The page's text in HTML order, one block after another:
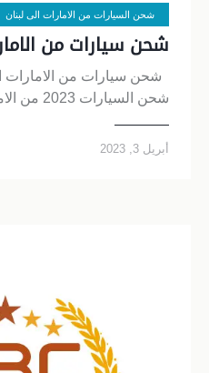
شحن السيارات من الامارات الى لبنان
شحن سيارات من
شحن سيارات من الامارات
شحن السيارات 2023 من الامارات…
أبريل 3, 2023